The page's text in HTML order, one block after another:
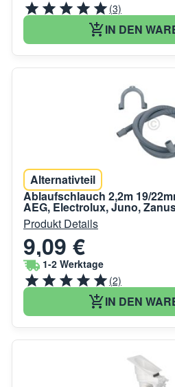
(3)
IN DEN
Alternativteil
Ablaufschlauch 2,2m 19/
AEG, Electrolux, Juno,
Produkt Details
9,09 €
1-2 Werktage
(2)
IN DEN